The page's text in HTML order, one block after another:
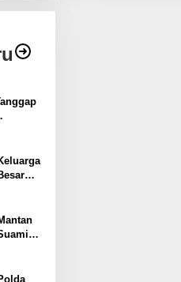
Warga
ke